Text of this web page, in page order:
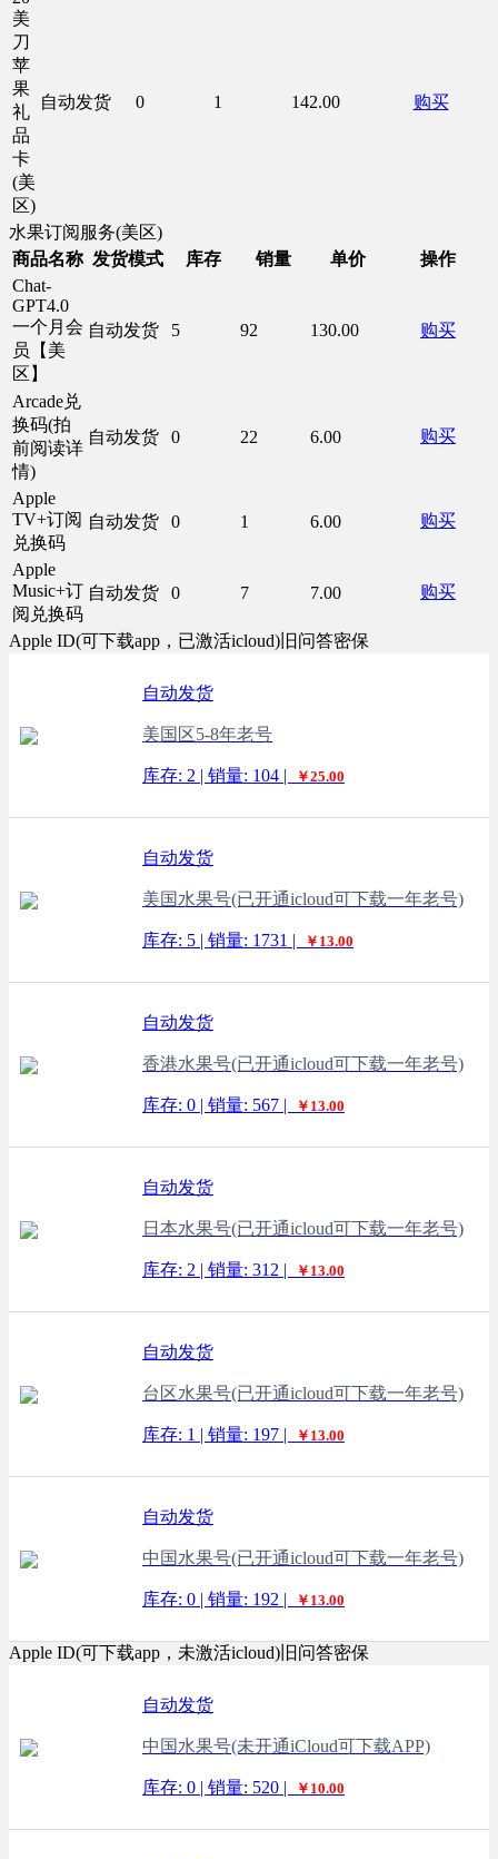
美
刀
苹
果
礼
品
卡
(美
区)
自动发货 0 1 142.00 购买
水果订阅服务(美区)
商品名称 发货模式 库存 销量 单价
操作
Chat-
GPT4.0
一个月会
员【美
区】
自动发货 5 92 130.00 购买
Arcade兑
换码(拍
前阅读详
情)
自动发货 0 22 6.00 购买
Apple
TV+订阅
兑换码
自动发货 0 1 6.00 购买
Apple
Music+订
阅兑换码
自动发货 0 7 7.00 购买
Apple ID(可下载app，已激活icloud)旧问答密保
自动发货
美国区5-8年老号
库存: 2 | 销量: 104 | ￥25.00
自动发货
美国水果号(已开通icloud可下载一年老号)
库存: 5 | 销量: 1731 | ￥13.00
自动发货
香港水果号(已开通icloud可下载一年老号)
库存: 0 | 销量: 567 | ￥13.00
自动发货
日本水果号(已开通icloud可下载一年老号)
库存: 2 | 销量: 312 | ￥13.00
自动发货
台区水果号(已开通icloud可下载一年老号)
库存: 1 | 销量: 197 | ￥13.00
自动发货
中国水果号(已开通icloud可下载一年老号)
库存: 0 | 销量: 192 | ￥13.00
Apple ID(可下载app，未激活icloud)旧问答密保
自动发货
中国水果号(未开通iCloud可下载APP)
库存: 0 | 销量: 520 | ￥10.00